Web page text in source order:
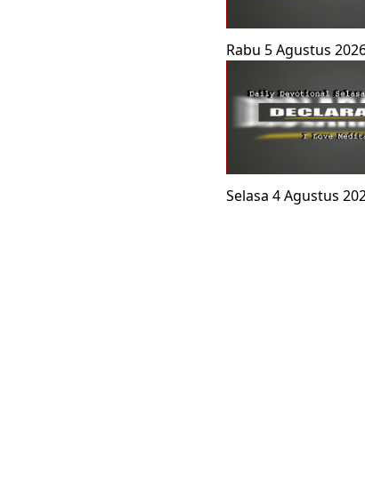
Rabu 5 Agustus
Selasa 4 Agustus